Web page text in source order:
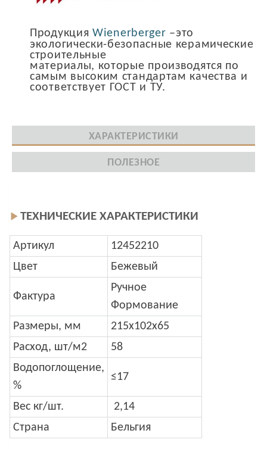
Продукция Wienerberger –это
экологически-безопасные керамические
строительные
материалы, которые производятся по
самым высоким стандартам качества и
соответствует ГОСТ и ТУ.
ХАРАКТЕРИСТИКИ
ПОЛЕЗНОЕ
ТЕХНИЧЕСКИЕ ХАРАКТЕРИСТИКИ
Артикул
12452210
Цвет
Бежевый
Фактура
Ручное
Формование
Размеры, мм
215x102x65
Расход, шт/м2
58
Водопоглощение,
%
≤17
Вес кг/шт.
2,14
Страна
Бельгия